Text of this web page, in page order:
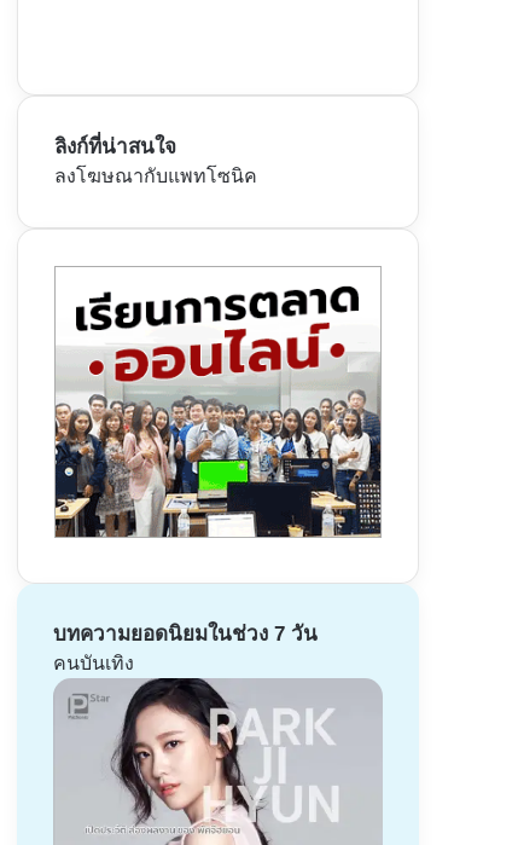
ลิงก์ที่น่าสนใจ
ลงโฆษณากับแพทโซนิค
บทความยอดนิยมในช่วง 7 วัน
คนบันเทิง